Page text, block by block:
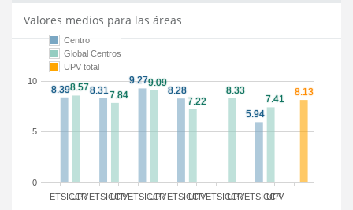
Valores medios para las áreas
ETSICCP ETSICCPETSICCP ETSICCPETSICCPETSICCP
UPV UPV UPV UPV UPV UPV
0
5
10
Centro
Global Centros
UPV total